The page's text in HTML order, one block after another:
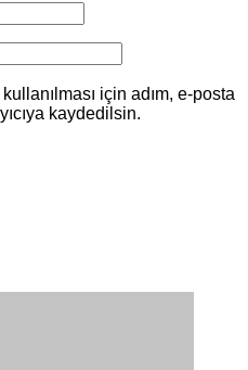
için adım, e-posta
kaydedilsin.